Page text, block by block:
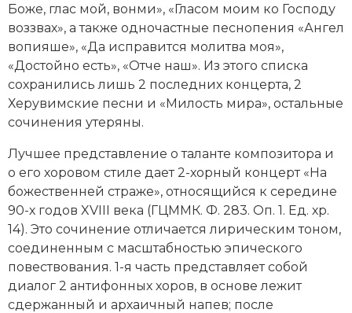
Боже, глас мой, вонми», «Гласом моим ко Господу
воззвах», а также одночастные песнопения «Ангел
вопияше», «Да исправится молитва моя»,
«Достойно есть», «Отче наш». Из этого списка
сохранились лишь 2 последних концерта, 2
Херувимские песни и «Милость мира», остальные
сочинения утеряны.
Лучшее представление о таланте композитора и
о его хоровом стиле дает 2-хорный концерт «На
божественней страже», относящийся к середине
90-х годов XVIII века (ГЦММК. Ф. 283. Оп. 1. Ед. хр.
14). Это сочинение отличается лирическим тоном,
соединенным с масштабностью эпического
повествования. 1-я часть представляет собой
диалог 2 антифонных хоров, в основе лежит
сдержанный и архаичный напев; после